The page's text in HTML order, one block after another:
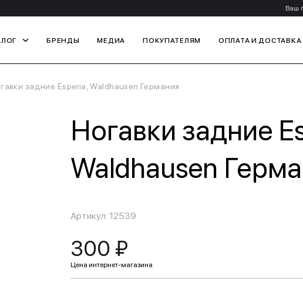
Ваш
БРЕНДЫ МЕДИА ПОКУПАТЕЛЯМ ОПЛАТА И ДОСТАВКА
задние Esperia, Waldhausen Германия
Ногавки задние
Waldhausen
Артикул: 12539
300 ₽